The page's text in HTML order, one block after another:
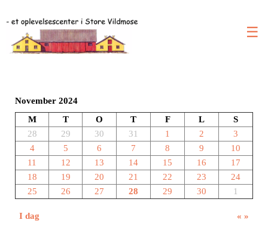
☰
November 2024
M
T O T F L
S
28
29 30 31 1 2
3
4
5 6 7 8 9
10
11
12 13 14 15 16
17
18
19 20 21 22 23
24
25
26 27 28 29 30 1
I dag « »